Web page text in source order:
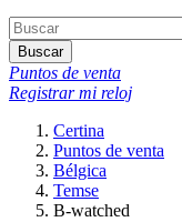
Buscar
Puntos de venta
Registrar mi reloj
Certina
Puntos de venta
Bélgica
Temse
B-watched